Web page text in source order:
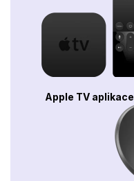
Apple TV aplikace